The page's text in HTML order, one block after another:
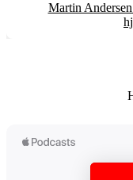
Martin